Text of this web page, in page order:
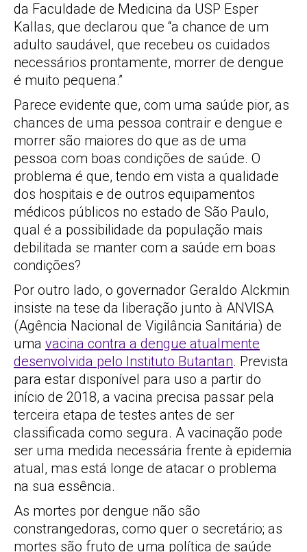
da Faculdade de Medicina da USP Esper
Kallas, que declarou que “a chance de um
adulto saudável, que recebeu os cuidados
necessários prontamente, morrer de dengue
é muito pequena.”
Parece evidente que, com uma saúde pior, as
chances de uma pessoa contrair e dengue e
morrer são maiores do que as de uma
pessoa com boas condições de saúde. O
problema é que, tendo em vista a qualidade
dos hospitais e de outros equipamentos
médicos públicos no estado de São Paulo,
qual é a possibilidade da população mais
debilitada se manter com a saúde em boas
condições?
Por outro lado, o governador Geraldo Alckmin
insiste na tese da liberação junto à ANVISA
(Agência Nacional de Vigilância Sanitária) de
uma vacina contra a dengue atualmente
desenvolvida pelo Instituto Butantan. Prevista
para estar disponível para uso a partir do
início de 2018, a vacina precisa passar pela
terceira etapa de testes antes de ser
classificada como segura. A vacinação pode
ser uma medida necessária frente à epidemia
atual, mas está longe de atacar o problema
na sua essência.
As mortes por dengue não são
constrangedoras, como quer o secretário; as
mortes são fruto de uma política de saúde